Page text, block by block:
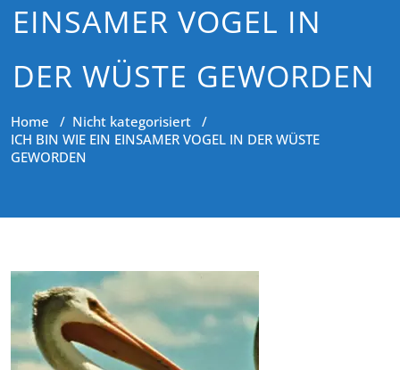
EINSAMER VOGEL IN
DER WÜSTE GEWORDEN
Home / Nicht kategorisiert /
ICH BIN WIE EIN EINSAMER VOGEL IN DER WÜSTE
GEWORDEN